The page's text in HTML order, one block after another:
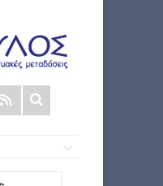
Φόρμα
αναζήτησης